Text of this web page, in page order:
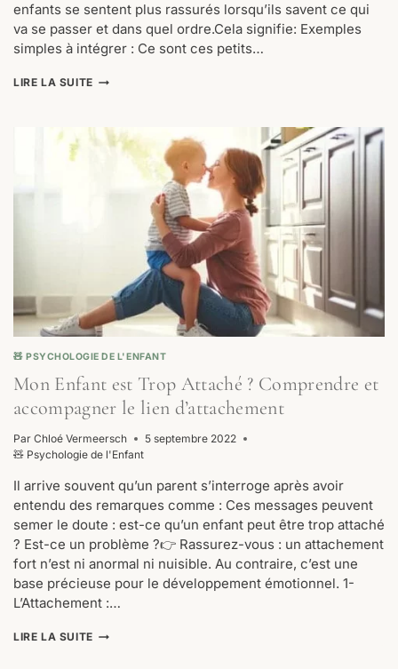
enfants se sentent plus rassurés lorsqu’ils savent ce qui
va se passer et dans quel ordre.Cela signifie: Exemples
simples à intégrer : Ce sont ces petits…
LIRE LA SUITELES
CLÉS
POUR
🧸 PSYCHOLOGIE DE L'ENFANT
Mon Enfant est Trop Attaché ? Comprendre et
accompagner le lien d’attachement
Par Chloé Vermeersch
5 septembre 2022
🧸 Psychologie de l'Enfant
Il arrive souvent qu’un parent s’interroge après avoir
entendu des remarques comme : Ces messages peuvent
semer le doute : est-ce qu’un enfant peut être trop attaché
? Est-ce un problème ?👉 Rassurez-vous : un attachement
fort n’est ni anormal ni nuisible. Au contraire, c’est une
base précieuse pour le développement émotionnel. 1-
L’Attachement :…
LIRE LA SUITEMON